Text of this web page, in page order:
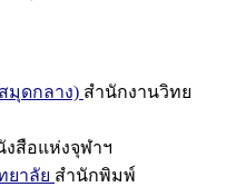
มุดกลาง) สำนักงานวิทย
สือแห่งจุฬาฯ
ยาลัย สำนักพิมพ์